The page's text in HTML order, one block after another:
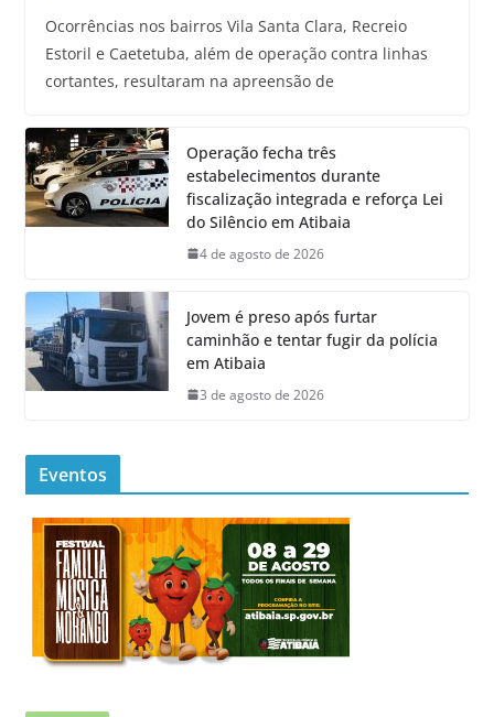
Ocorrências nos bairros Vila Santa Clara, Recreio
Estoril e Caetetuba, além de operação contra linhas
cortantes, resultaram na apreensão de
Operação fecha três
estabelecimentos durante
fiscalização integrada e reforça Lei
do Silêncio em Atibaia
4 de agosto de 2026
Jovem é preso após furtar
caminhão e tentar fugir da polícia
em Atibaia
3 de agosto de 2026
Eventos